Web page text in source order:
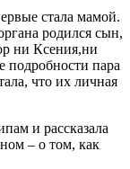
стала мамой.
родился сын,
ни Ксения,ни
подробности пара
что их личная
и рассказала
– о том, как